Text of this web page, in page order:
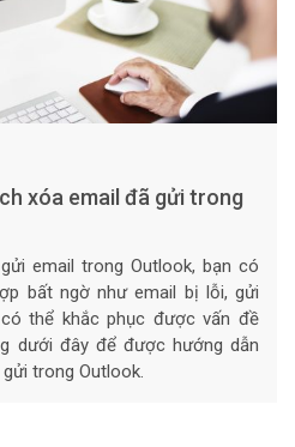
xóa email đã gửi trong
email trong Outlook, bạn có
bất ngờ như email bị lỗi, gửi
thể khắc phục được vấn đề
dưới đây để được hướng dẫn
trong Outlook.